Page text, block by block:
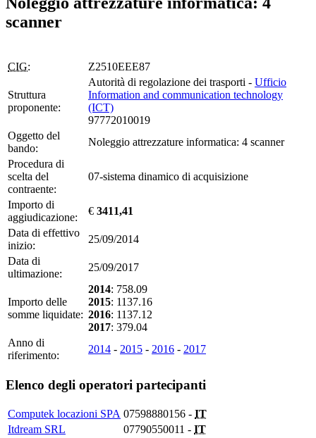
scanner
CIG: Z2510EEE87
Struttura
proponente:
Autorità di regolazione dei trasporti - Ufficio
Information and communication technology
(ICT)
97772010019
Oggetto del
bando:
Noleggio attrezzature informatica: 4 scanner
Procedura di
scelta del
contraente:
07-sistema dinamico di acquisizione
Importo di
aggiudicazione:
€ 3411,41
Data di effettivo
inizio:
25/09/2014
Data di
ultimazione:
25/09/2017
Importo delle
somme liquidate:
2014: 758.09
2015: 1137.16
2016: 1137.12
2017: 379.04
Anno di
riferimento:
2014 - 2015 - 2016 - 2017
Elenco degli operatori partecipanti
Computek locazioni SPA 07598880156 - IT
Itdream SRL
07790550011 - IT